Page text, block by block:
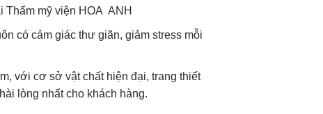
Thẩm mỹ viện HOA ANH
có cảm giác thư giãn, giảm stress mỗi
với cơ sở vật chất hiện đại, trang thiết
lòng nhất cho khách hàng.